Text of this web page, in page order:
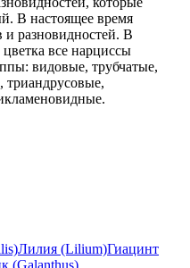
В настоящее время
и разновидностей. В
все нарциссы
видовые, трубчатые,
триандрусовые,
Лилия (Lilium)Гиацинт
(Galanthus)